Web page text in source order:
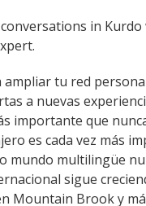
in Kurdo
tu red
a nuevas
importante que
es cada vez más
multilingüe
sigue
Mountain Brook y